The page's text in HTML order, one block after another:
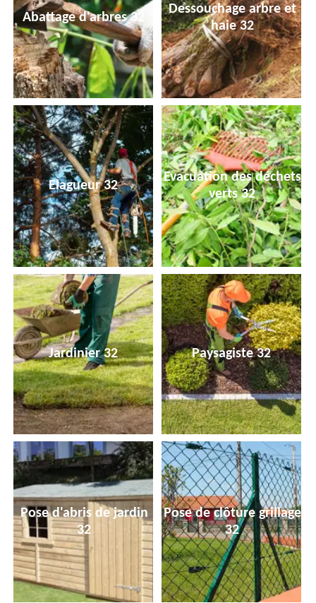
Abattage d'arbres 32
Dessouchage arbre et
haie 32
Elagueur 32
Evacuation des déchets
verts 32
Jardinier 32 Paysagiste 32
Pose d'abris de jardin
32
Pose de clôture grillage
32